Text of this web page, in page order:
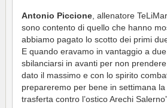
Antonio Piccione, allenatore
sono contento di quello che hanno
abbiamo pagato lo scotto dei primi
E quando eravamo in vantaggio a
sbilanciarsi in avanti per non
dato il massimo e con lo spirito
prepareremo per bene in settimana
trasferta contro l’ostico Arechi